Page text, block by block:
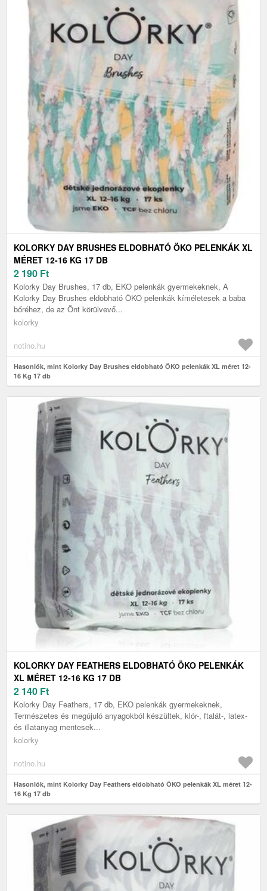
KOLORKY DAY BRUSHES ELDOBHATÓ ÖKO PELENKÁK XL
MÉRET 12-16 KG 17 DB
2 190 Ft
Kolorky Day Brushes, 17 db, EKO pelenkák gyermekeknek, A
Kolorky Day Brushes eldobható ÖKO pelenkák kíméletesek a baba
bőréhez, de az Önt körülvevő...
kolorky
notino.hu
Hasonlók, mint Kolorky Day Brushes eldobható ÖKO pelenkák XL méret 12-
16 Kg 17 db
KOLORKY DAY FEATHERS ELDOBHATÓ ÖKO PELENKÁK
XL MÉRET 12-16 KG 17 DB
2 140 Ft
Kolorky Day Feathers, 17 db, EKO pelenkák gyermekeknek,
Természetes és megújuló anyagokból készültek, klór-, ftalát-, latex-
és illatanyag mentesek...
kolorky
notino.hu
Hasonlók, mint Kolorky Day Feathers eldobható ÖKO pelenkák XL méret 12-
16 Kg 17 db